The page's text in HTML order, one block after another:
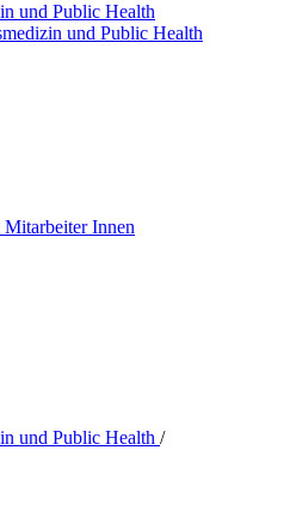
und Public Health
und Public Health
Mitarbeiter Innen
und Public Health /